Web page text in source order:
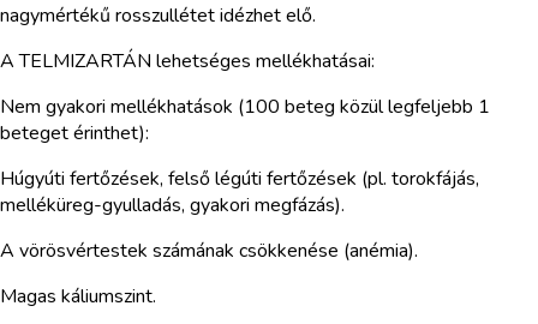
nagymértékű rosszullétet idézhet elő.
A TELMIZARTÁN lehetséges mellékhatásai:
Nem gyakori mellékhatások (100 beteg közül legfeljebb 1
beteget érinthet):
Húgyúti fertőzések, felső légúti fertőzések (pl. torokfájás,
melléküreg-gyulladás, gyakori megfázás).
A vörösvértestek számának csökkenése (anémia).
Magas káliumszint.